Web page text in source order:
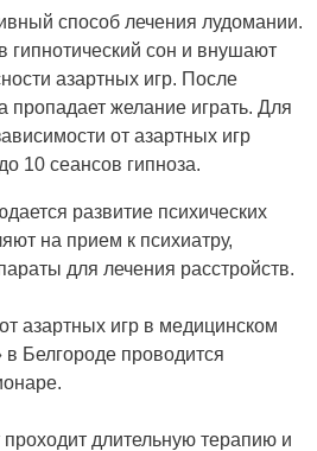
способ лечения лудомании.
гипнотический сон и внушают
азартных игр. После
пропадает желание играть. Для
от азартных игр
10 сеансов гипноза.
развитие психических
на прием к психиатру,
для лечения расстройств.
азартных игр в медицинском
Белгороде проводится
длительную терапию и